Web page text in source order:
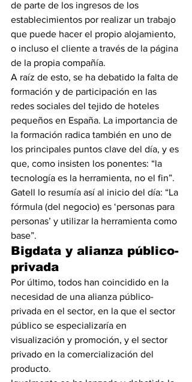
de parte de los ingresos de los
establecimientos por realizar un trabajo
que puede hacer el propio alojamiento,
o incluso el cliente a través de la página
de la propia compañía.
A raíz de esto, se ha debatido la falta de
formación y de participación en las
redes sociales del tejido de hoteles
pequeños en España. La importancia de
la formación radica también en uno de
los principales puntos clave del día, y es
que, como insisten los ponentes: “la
tecnología es la herramienta, no el fin”.
Gatell lo resumía así al inicio del día: “La
fórmula (del negocio) es ‘personas para
personas’ y utilizar la herramienta como
base”.
Bigdata y alianza público-
privada
Por último, todos han coincidido en la
necesidad de una alianza público-
privada en el sector, en la que el sector
público se especializaría en
visualización y promoción, y el sector
privado en la comercialización del
producto.